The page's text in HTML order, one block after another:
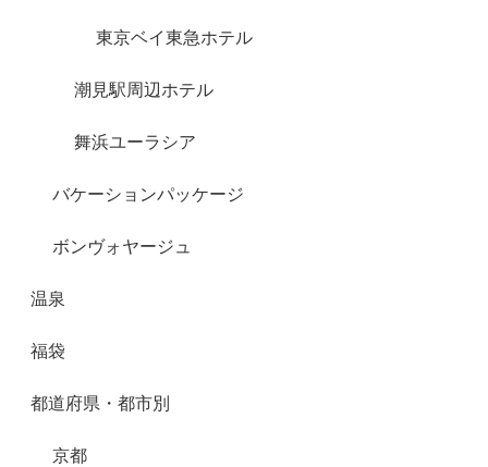
東京ベイ東急ホテル
潮見駅周辺ホテル
舞浜ユーラシア
バケーションパッケージ
ボンヴォヤージュ
温泉
福袋
都道府県・都市別
京都